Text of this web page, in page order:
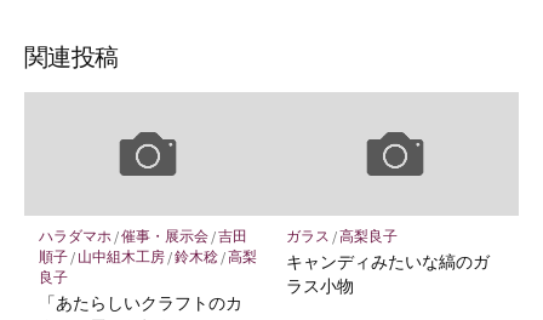
関連投稿
ハラダマホ/催事・展示会/吉田
順子/ 山中組木工房/鈴木稔/高梨
良子
「あたらしいクラフトのカ
ガラス /高梨良子
キャンディみたいな縞のガ
ラス小物